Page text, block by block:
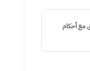
مع أحكام